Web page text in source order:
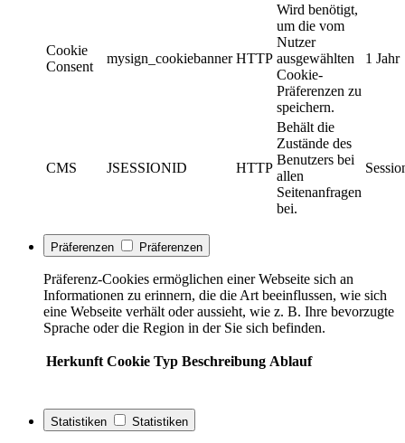
Cookie
Consent
mysign_cookiebanner HTTP
Wird benötigt,
um die vom
Nutzer
ausgewählten
Cookie-
Präferenzen zu
speichern.
1 Jahr
CMS JSESSIONID HTTP
Behält die
Zustände des
Benutzers bei
allen
Seitenanfragen
bei.
Präferenzen Präferenzen
Präferenz-Cookies ermöglichen einer Webseite sich an
Informationen zu erinnern, die die Art beeinflussen, wie sich
eine Webseite verhält oder aussieht, wie z. B. Ihre bevorzugte
Sprache oder die Region in der Sie sich befinden.
Herkunft Cookie Typ Beschreibung Ablauf
Statistiken Statistiken